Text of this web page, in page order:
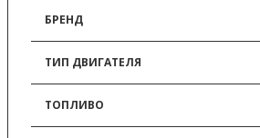
БРЕНД
ТИП ДВИГАТЕЛЯ
ТОПЛИВО